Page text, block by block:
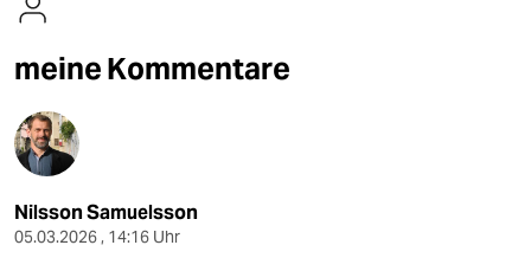
verlag
shop
meine Kommentare
Nilsson Samuelsson
05.03.2026 , 14:16 Uhr